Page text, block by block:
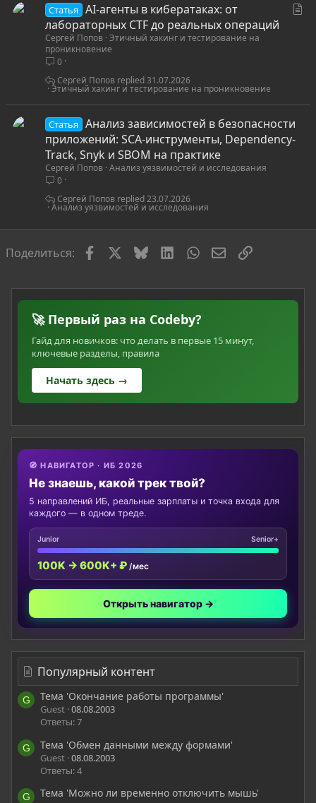
Статья
AI-агенты в кибератаках: от
лабораторных CTF до реальных операций
Сергей Попов Этичный хакинг и тестирование на
проникновение
0
Этичный хакинг и тестирование на проникновение
31.07.2026
Сергей Попов
Статья
Анализ зависимостей в безопасности
приложений: SCA-инструменты, Dependency-
Track, Snyk и SBOM на практике
Сергей Попов Анализ уязвимостей и исследования
0
Анализ уязвимостей и исследования
23.07.2026
Сергей Попов
Поделиться: FacebookBlueskyLinkedInWhatsAppЭлектронная
Ссылка
🚀 Первый раз на Codeby?
Гайд для новичков: что делать в первые 15 минут,
ключевые разделы, правила
Начать здесь →
🧭 НАВИГАТОР · ИБ 2026
Не знаешь, какой трек твой?
5 направлений ИБ, реальные зарплаты и точка входа для
каждого — в одном треде.
Junior Senior+
100K → 600K+ ₽ /мес
Открыть навигатор →
Популярный контент
G Тема 'Окончание работы программы'
Guest 08.08.2003
Ответы: 7
G Тема 'Обмен данными между формами'
Guest 08.08.2003
Ответы: 4
G Тема 'Можно ли временно отключить мышь'